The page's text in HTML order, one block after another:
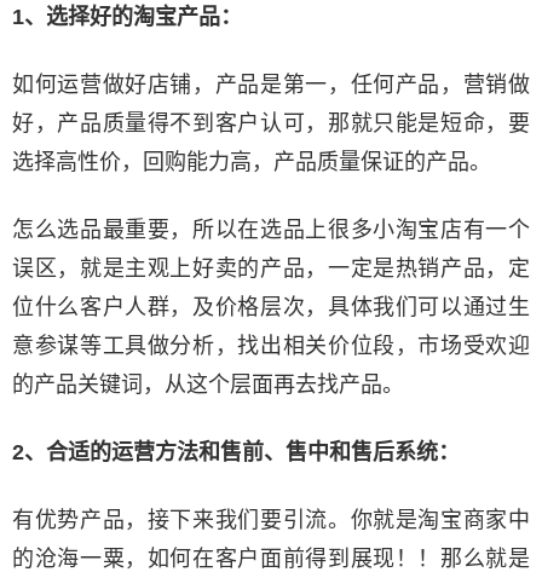
1、选择好的淘宝产品：
如何运营做好店铺，产品是第一，任何产品，营销做
好，产品质量得不到客户认可，那就只能是短命，要
选择高性价，回购能力高，产品质量保证的产品。
怎么选品最重要，所以在选品上很多小淘宝店有一个
误区，就是主观上好卖的产品，一定是热销产品，定
位什么客户人群，及价格层次，具体我们可以通过生
意参谋等工具做分析，找出相关价位段，市场受欢迎
的产品关键词，从这个层面再去找产品。
2、合适的运营方法和售前、售中和售后系统：
有优势产品，接下来我们要引流。你就是淘宝商家中
的沧海一粟，如何在客户面前得到展现！！那么就是